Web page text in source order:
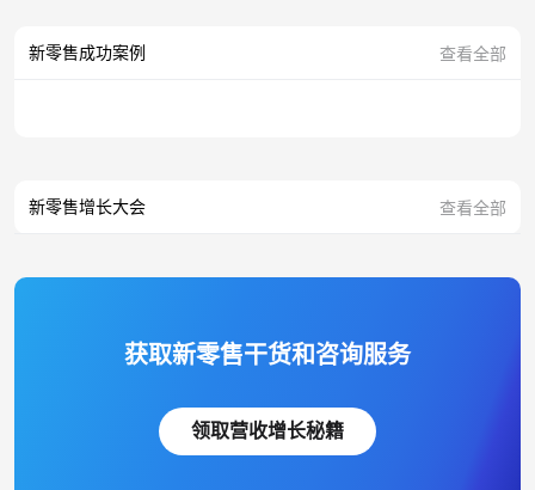
新零售成功案例 查看全部
新零售增长大会 查看全部
获取新零售干货和咨询服务
领取营收增长秘籍